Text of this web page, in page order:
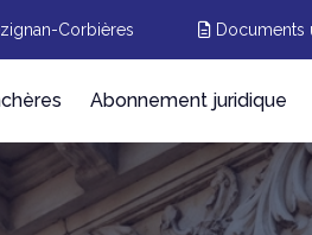
Corbières Documents
Abonnement juridique